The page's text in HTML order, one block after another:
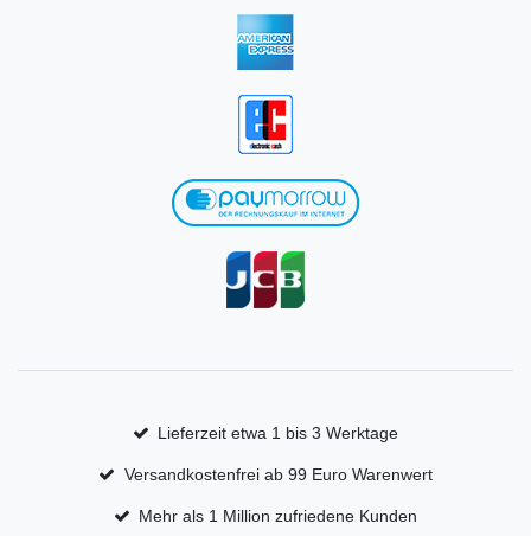
Lieferzeit etwa 1 bis 3 Werktage
Versandkostenfrei ab 99 Euro Warenwert
Mehr als 1 Million zufriedene Kunden